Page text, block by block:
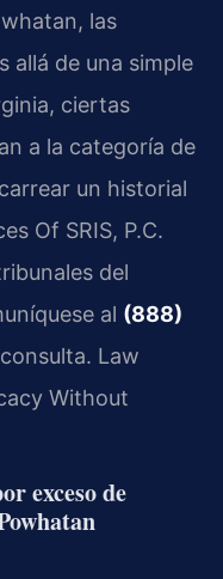
las
allá de una simple
ciertas
a la categoría de
un historial
Of SRIS, P.C.
del
al (888)
Law
Without
exceso de